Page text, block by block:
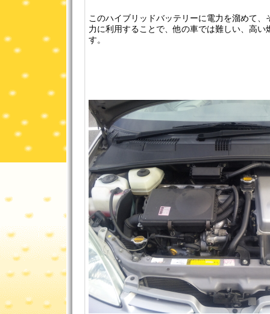
このハイブリッドバッテリーに電力を溜めて、
力に利用することで、他の車では難しい、高い
す。